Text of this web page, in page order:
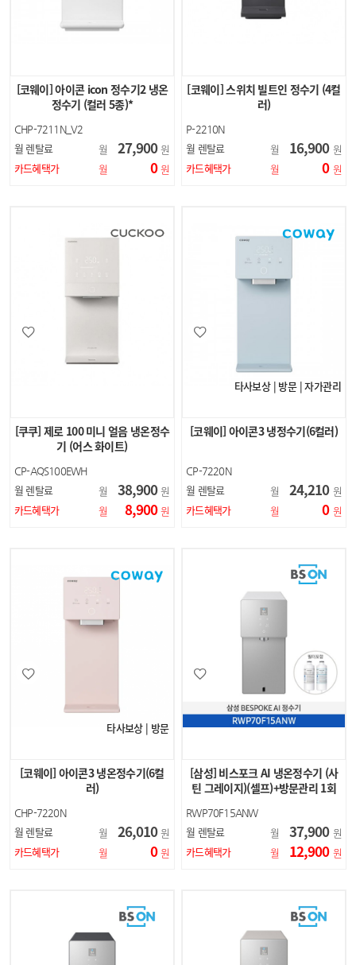
[코웨이] 아이콘 icon 정수기2 냉온
정수기 (컬러 5종)*
CHP-7211N_V2
월 렌탈료 월 27,900 원
카드혜택가
월 0 원
[코웨이] 스위치 빌트인 정수기 (4컬
러)
P-2210N
월 렌탈료 월 16,900 원
카드혜택가
월 0 원
[쿠쿠] 제로 100 미니 얼음 냉온정수
기 (어스 화이트)
CP-AQS100EWH
월 렌탈료 월 38,900 원
카드혜택가
월 8,900 원
타사보상 | 방문 | 자가관리
[코웨이] 아이콘3 냉정수기(6컬러)
CP-7220N
월 렌탈료 월 24,210 원
카드혜택가
월 0 원
타사보상 | 방문
[코웨이] 아이콘3 냉온정수기(6컬
러)
CHP-7220N
월 렌탈료 월 26,010 원
카드혜택가
월 0 원
[삼성] 비스포크 AI 냉온정수기 (사
틴 그레이지)(셀프)+방문관리 1회
RWP70F15ANW
월 렌탈료 월 37,900 원
카드혜택가
월 12,900 원